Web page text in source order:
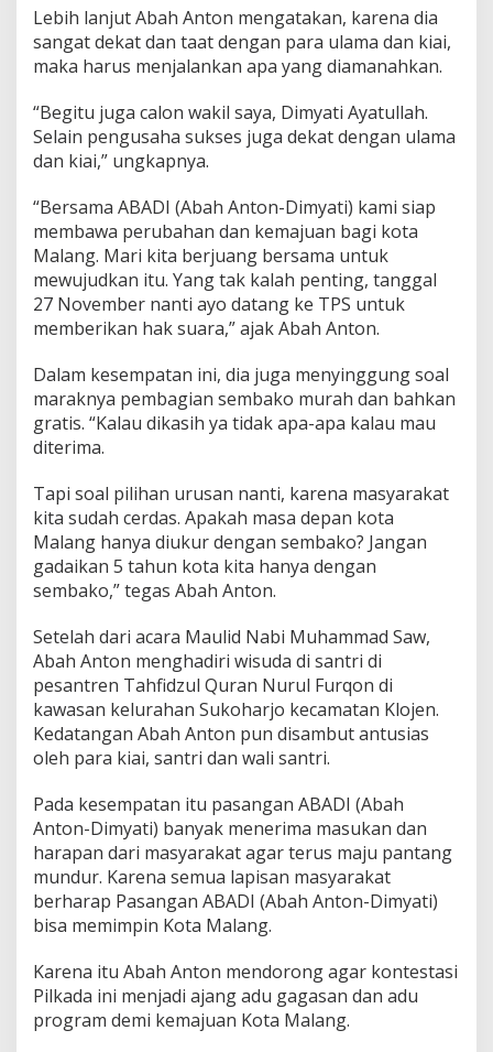
a
r
a
K
a
i
M
a
j
u
L
a
i
.
I
i
P
e
n
l
a
s
a
n
n
a
Lebih lanjut Abah Anton mengatakan, karena dia
sangat dekat dan taat dengan para ulama dan kiai,
maka harus menjalankan apa yang diamanahkan.
“Begitu juga calon wakil saya, Dimyati Ayatullah.
Selain pengusaha sukses juga dekat dengan ulama
dan kiai,” ungkapnya.
“Bersama ABADI (Abah Anton-Dimyati) kami siap
membawa perubahan dan kemajuan bagi kota
Malang. Mari kita berjuang bersama untuk
mewujudkan itu. Yang tak kalah penting, tanggal
27 November nanti ayo datang ke TPS untuk
memberikan hak suara,” ajak Abah Anton.
Dalam kesempatan ini, dia juga menyinggung soal
maraknya pembagian sembako murah dan bahkan
gratis. “Kalau dikasih ya tidak apa-apa kalau mau
diterima.
Tapi soal pilihan urusan nanti, karena masyarakat
kita sudah cerdas. Apakah masa depan kota
Malang hanya diukur dengan sembako? Jangan
gadaikan 5 tahun kota kita hanya dengan
sembako,” tegas Abah Anton.
Setelah dari acara Maulid Nabi Muhammad Saw,
Abah Anton menghadiri wisuda di santri di
pesantren Tahfidzul Quran Nurul Furqon di
kawasan kelurahan Sukoharjo kecamatan Klojen.
Kedatangan Abah Anton pun disambut antusias
oleh para kiai, santri dan wali santri.
Pada kesempatan itu pasangan ABADI (Abah
Anton-Dimyati) banyak menerima masukan dan
harapan dari masyarakat agar terus maju pantang
mundur. Karena semua lapisan masyarakat
berharap Pasangan ABADI (Abah Anton-Dimyati)
bisa memimpin Kota Malang.
Karena itu Abah Anton mendorong agar kontestasi
Pilkada ini menjadi ajang adu gagasan dan adu
program demi kemajuan Kota Malang.